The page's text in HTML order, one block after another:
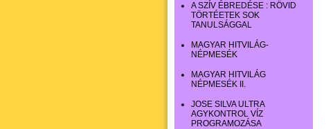
A SZÍV ÉBREDÉSE : RÖVID
TÖRTÉETEK SOK
TANULSÁGGAL
MAGYAR HITVILÁG-
NÉPMESÉK
MAGYAR HITVILÁG
NÉPMESÉK II.
JOSE SILVA ULTRA
AGYKONTROL VÍZ
PROGRAMOZÁSA